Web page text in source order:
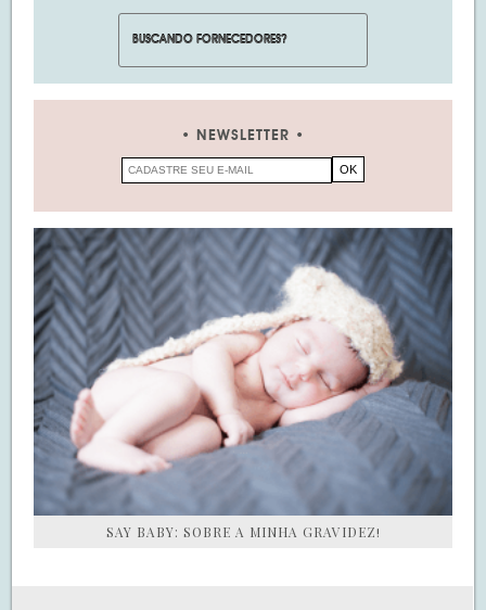
NEWSLETTER
SAY BABY: SOBRE A MINHA GRAVIDEZ!